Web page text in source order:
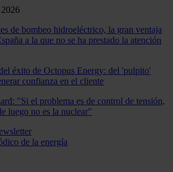
2026
de bombeo hidroeléctrico, la gran ventaja
a la que no se ha prestado la atención
éxito de Octopus Energy: del 'pulpito'
confianza en el cliente
"Si el problema es de control de tensión,
luego no es la nuclear"